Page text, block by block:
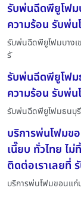
รับพ่นฉีดพียูโฟม
ความร้อน รับพ่น
รับพ่นฉีดพียูโฟมบาง
รั
รับพ่นฉีดพียูโฟม
ความร้อน รับพ่น
รับพ่นฉีดพียูโฟมธนบุ
บริการพ่นโฟมข
เนี๊ยบ ทั่วไทย ไ
ติดต่อเราเลยที่
บริการพ่นโฟมขอนแก่